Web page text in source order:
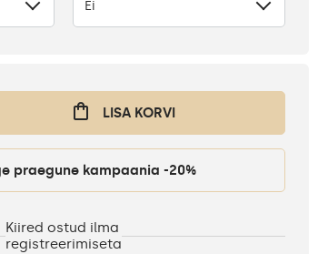
Ei
LISA KORVI
Aktiveerige praegune kampaania -20%
Kiired ostud ilma
registreerimiseta